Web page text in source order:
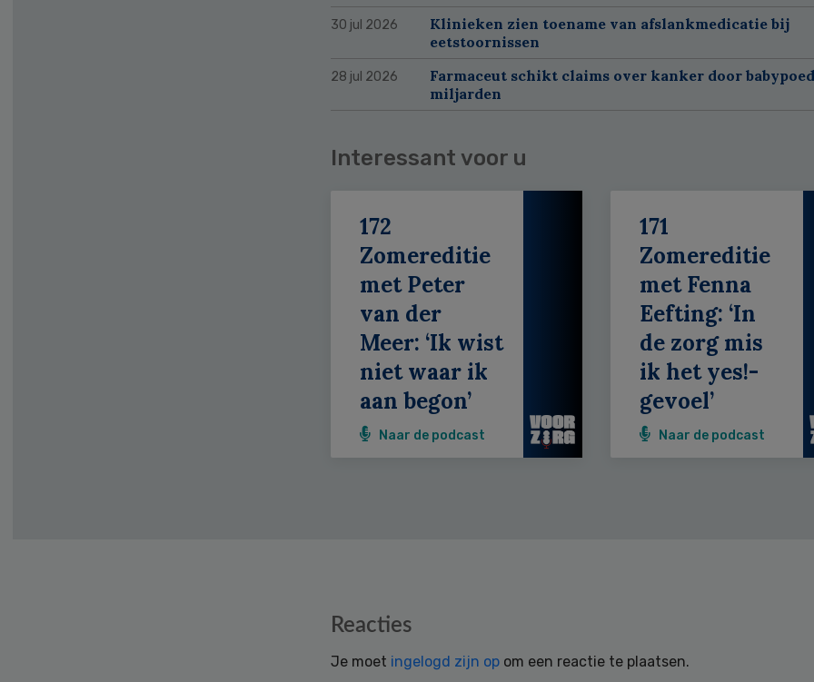
30 jul 2026
Klinieken zien toename van afslankmedicatie bij
eetstoornissen
28 jul 2026
Farmaceut schikt claims over kanker door
miljarden
Interessant voor u
172
Zomereditie
met Peter
van der
Meer: ‘Ik wist
niet waar ik
aan begon’
Naar de podcast
171
Zomereditie
met Fenna
Eefting: ‘In
de zorg mis
ik het yes!-
gevoel’
Naar de podcast
Reacties
Je moet ingelogd zijn op om een reactie te plaatsen.